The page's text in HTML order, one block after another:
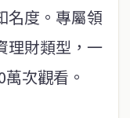
名度。專屬領
理財類型，一
次觀看。